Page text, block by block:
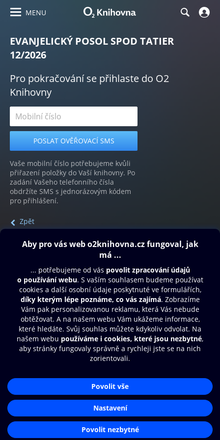
MENU
EVANJELICKÝ POSOL SPOD TATIER
12/2026
Pro pokračování se přihlaste do O2
Knihovny
Vaše mobilní číslo potřebujeme kvůli
přiřazení položky do Vaší knihovny. Po
zadání Vašeho telefonního čísla
obdržíte SMS s jednorázovým kódem
pro přihlášení.
Zpět
Obsah ke stažení
Moje O2 Knihovna
Další zábava
© O2 Czech Republic a.s.
Přístupnost
Zásady zpracování osobních údajů
Nastavení cookies
Aplikace O2 Knihovna
Čti a poslouchej své e-knihy a
audioknihy rychleji a pohodlněji.